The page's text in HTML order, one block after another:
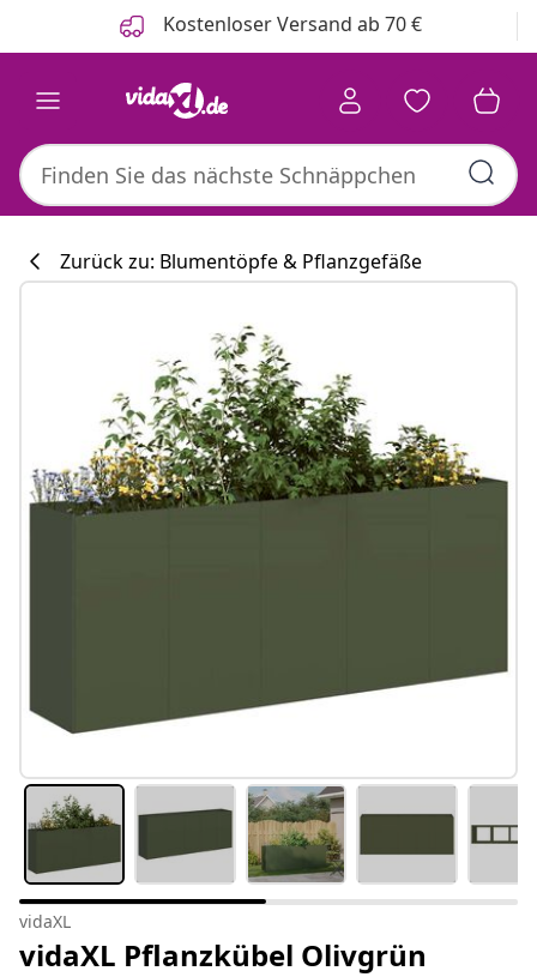
Kostenloser Versand ab 70 €
Zurück zu: Blumentöpfe & Pflanzgefäße
vidaXL
vidaXL Pflanzkübel Olivgrün